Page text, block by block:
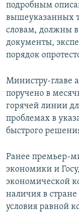
подробным
вышеуказанных
словам, должны
документы,
порядок
Министру-главе
поручено в
горячей линии
проблемах в
быстрого
Ранее премьер-
экономики и
экономической
наличия в
условия равной